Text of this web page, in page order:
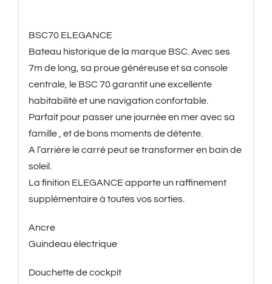
BSC70 ELEGANCE
Bateau historique de la marque BSC. Avec ses
7m de long, sa proue généreuse et sa console
centrale, le BSC 70 garantit une excellente
habitabilité et une navigation confortable.
Parfait pour passer une journée en mer avec sa
famille , et de bons moments de détente.
A l’arrière le carré peut se transformer en bain de
soleil.
La finition ELEGANCE apporte un raffinement
supplémentaire à toutes vos sorties.
Ancre
Guindeau électrique
Douchette de cockpit